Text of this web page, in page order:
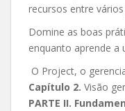
recursos entre
Domine as boas
enquanto aprende a
O Project, o
Capítulo 2. Visão
PARTE II.